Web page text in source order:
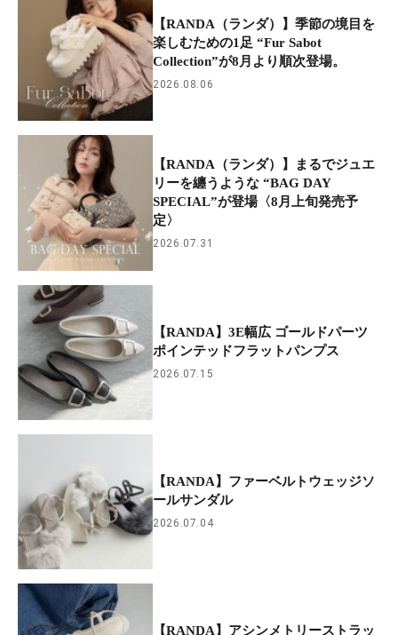
【RANDA（ランダ）】季節の境目を
楽しむための1足 “Fur Sabot
Collection”が8月より順次登場。
2026.08.06
【RANDA（ランダ）】まるでジュエ
リーを纏うような “BAG DAY
SPECIAL”が登場〈8月上旬発売予
定〉
2026.07.31
【RANDA】3E幅広 ゴールドパーツ
ポインテッドフラットパンプス
2026.07.15
【RANDA】ファーベルトウェッジソ
ールサンダル
2026.07.04
【RANDA】アシンメトリーストラッ